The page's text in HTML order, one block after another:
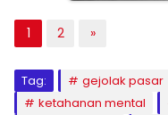
1 2 »
Tag: gejolak pasar
ketahanan mental